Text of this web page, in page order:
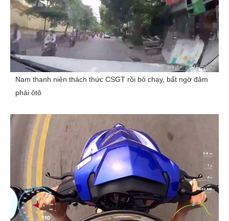
Nam thanh niên thách thức CSGT rồi bỏ chạy, bất ngờ đâm
phải ôtô